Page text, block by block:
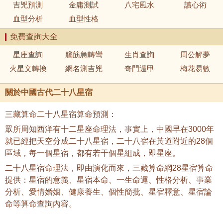
吉兇預測
金庸測試 八宅風水
讀心術
血型分析
血型性格
免費查詢大全
星座查詢 腦筋急轉彎 生肖查詢
周公解夢
火星文轉換
網名測吉兇 奇門遁甲 梅花易數
關於中國古代二十八星宿
三藏算命二十八星宿算命預測：
眾所周知西洋有十二星座命理法，事實上，中國早在3000年
就已經把天空分成二十八星宿，二十八宿在黃道附近的28個
區域，每一個星宿，都有若干個星組成，即星座。
二十八星宿命理法，即由演化而來，三藏算命網28星宿算命
提供：星宿的意義、星宿本命、一生命運、性格分析、事業
分析、愛情婚姻、健康養生、個性簡批、星宿釋意、星宿論
命等算命查詢內容。